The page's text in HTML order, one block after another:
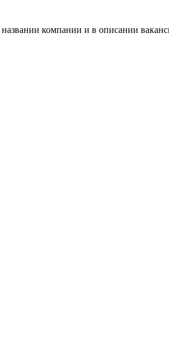
компании и в описании